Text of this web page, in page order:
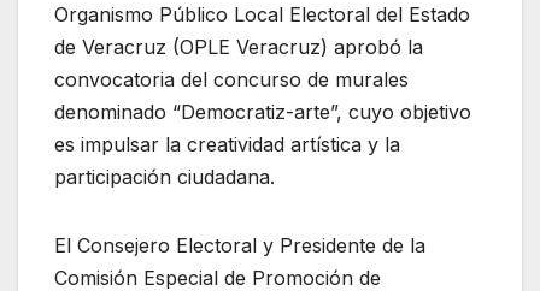
Organismo Público Local Electoral del Estado
de Veracruz (OPLE Veracruz) aprobó la
convocatoria del concurso de murales
denominado “Democratiz-arte”, cuyo objetivo
es impulsar la creatividad artística y la
participación ciudadana.
El Consejero Electoral y Presidente de la
Comisión Especial de Promoción de